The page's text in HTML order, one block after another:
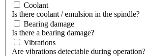
Coolant
Is there coolant / emulsion in the spindle?
Bearing damage
Is there a bearing damage?
Vibrations
Are vibrations detectable during operation?